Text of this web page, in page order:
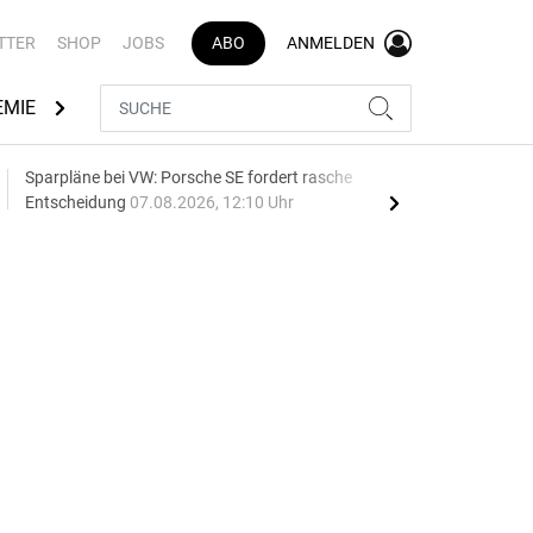
SHOP JOBS ABO ANMELDEN
AUTOMARKEN
Sparpläne bei VW: Porsche SE fordert rasche
Entscheidung 07.08.2026, 12:10 Uhr